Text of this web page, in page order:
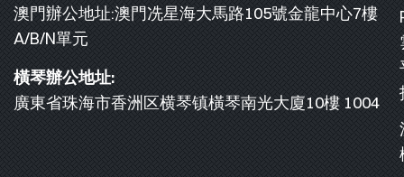
澳門辦公地址:澳門冼星海大馬路105號金龍中心7樓
A/B/N單元
橫琴辦公地址:
廣東省珠海市香洲区横琴镇橫琴南光大廈10樓 1004